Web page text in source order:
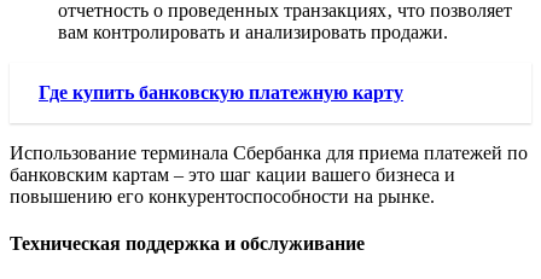
отчетность о проведенных транзакциях‚ что позволяет
вам контролировать и анализировать продажи.
Где купить банковскую платежную карту
Использование терминала Сбербанка для приема платежей по
банковским картам – это шаг кации вашего бизнеса и
повышению его конкурентоспособности на рынке.
Техническая поддержка и обслуживание